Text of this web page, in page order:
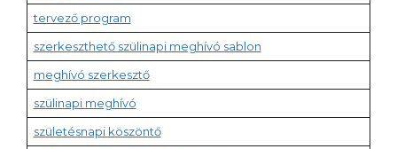
tervező program
szerkeszthető szülinapi meghívó sablon
meghívó szerkesztő
szülinapi meghívó
születésnapi köszöntő